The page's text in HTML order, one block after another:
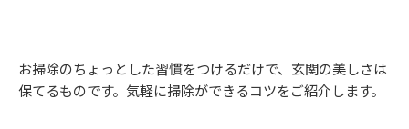
お掃除のちょっとした習慣をつけるだけで、玄関の美しさは
保てるものです。気軽に掃除ができるコツをご紹介します。